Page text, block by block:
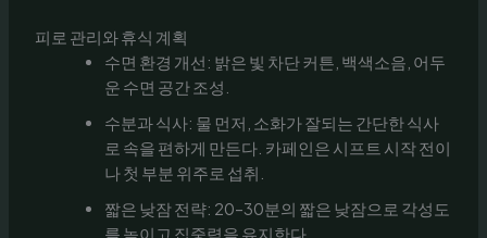
피로 관리와 휴식 계획
수면 환경 개선: 밝은 빛 차단 커튼, 백색소음, 어두
운 수면 공간 조성.
수분과 식사: 물 먼저, 소화가 잘되는 간단한 식사
로 속을 편하게 만든다. 카페인은 시프트 시작 전이
나 첫 부분 위주로 섭취.
짧은 낮잠 전략: 20–30분의 짧은 낮잠으로 각성도
를 높이고 집중력을 유지한다.